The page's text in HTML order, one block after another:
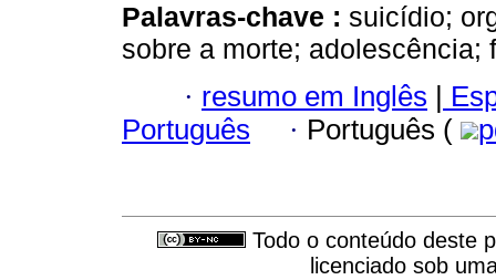
Palavras-chave : suicídio;
sobre a morte; adolescência;
· resumo em Inglês |
Português
· Português (
Todo o conteúdo deste
licenciado sob